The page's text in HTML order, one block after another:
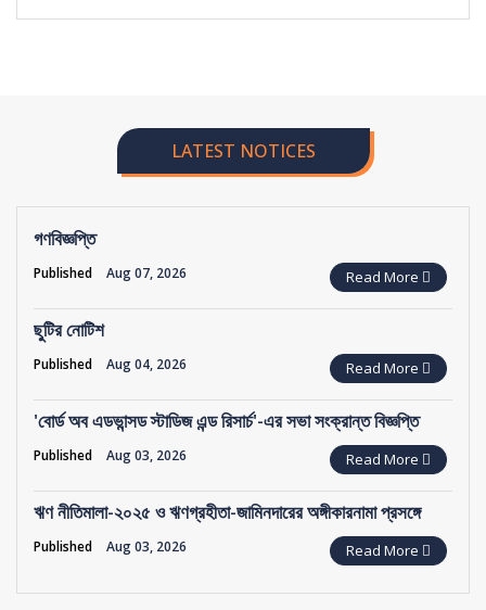
LATEST NOTICES
গণবিজ্ঞপ্তি
Published Aug 07, 2026 Read More
ছুটির নোটিশ
Published Aug 04, 2026 Read More
'বোর্ড অব এডভান্সড স্টাডিজ এন্ড রিসার্চ'-এর সভা সংক্রান্ত বিজ্ঞপ্তি
Published Aug 03, 2026 Read More
ঋণ নীতিমালা-২০২৫ ও ঋণগ্রহীতা-জামিনদারের অঙ্গীকারনামা প্রসঙ্গে
Published Aug 03, 2026 Read More